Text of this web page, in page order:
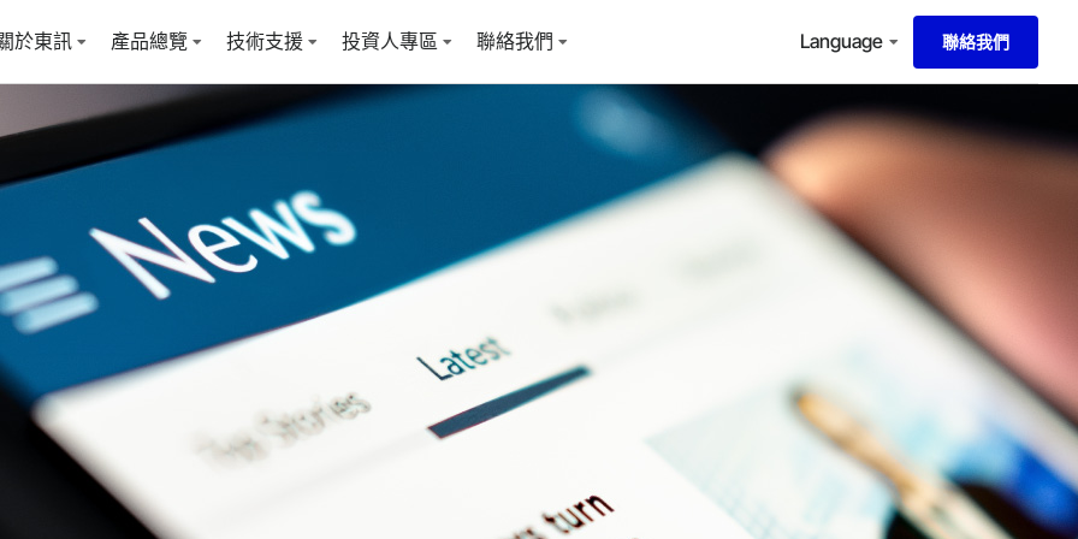
於東訊 產品總覽 技術支援 投資人專區 聯絡我們 Language 聯絡我們